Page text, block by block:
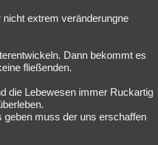
extrem veränderungne
Dann bekommt es
fließenden.
die Lebewesen immer Ruckartig
muss der uns erschaffen